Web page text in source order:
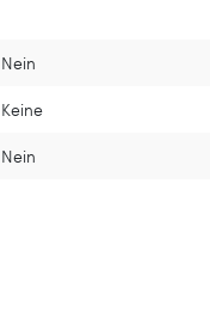
Nein
Keine
Nein